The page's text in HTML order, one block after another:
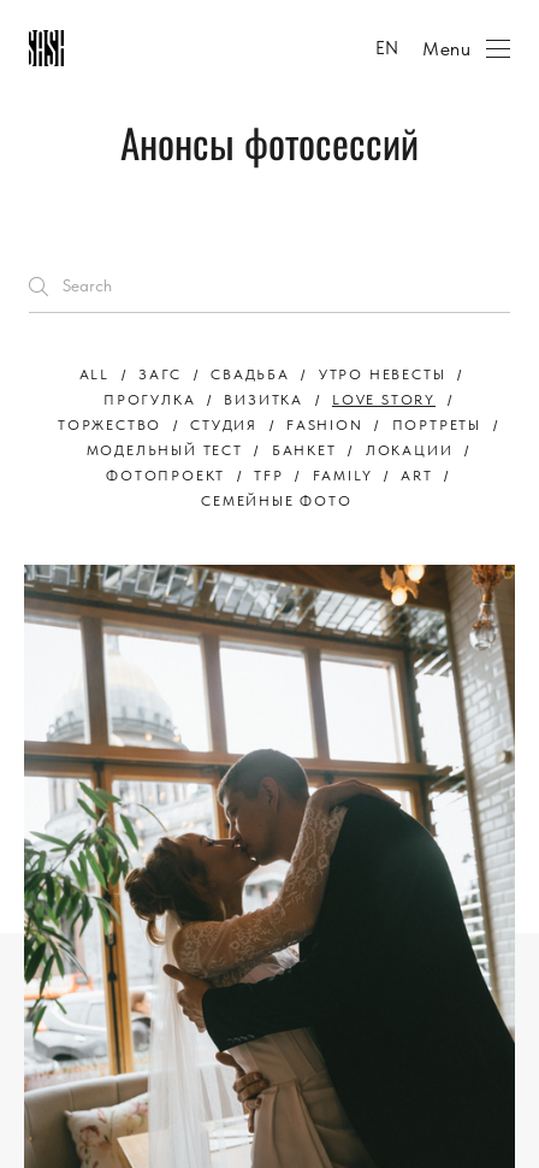
EN Menu
Анонсы фотосессий
ALL ЗАГС СВАДЬБА
УТРО НЕВЕСТЫ
ПРОГУЛКА
ВИЗИТКА
LOVE STORY
ТОРЖЕСТВО
СТУДИЯ FASHION
ПОРТРЕТЫ
МОДЕЛЬНЫЙ ТЕСТ
БАНКЕТ
ЛОКАЦИИ
ФОТОПРОЕКТ
TFP FAMILY
ART
СЕМЕЙНЫЕ ФОТО